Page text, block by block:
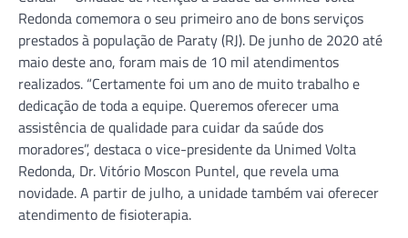
Redonda comemora o seu primeiro ano de bons serviços
prestados à população de Paraty (RJ). De junho de 2020 até
maio deste ano, foram mais de 10 mil atendimentos
realizados. “Certamente foi um ano de muito trabalho e
dedicação de toda a equipe. Queremos oferecer uma
assistência de qualidade para cuidar da saúde dos
moradores”, destaca o vice-presidente da Unimed Volta
Redonda, Dr. Vitório Moscon Puntel, que revela uma
novidade. A partir de julho, a unidade também vai oferecer
atendimento de fisioterapia.